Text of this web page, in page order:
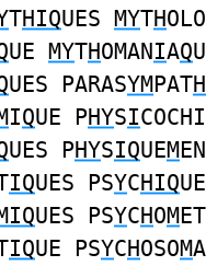
THIQUES MYTH
UE MYTHOMANIAQ
UES PARASYMPAT
IQUE PHYSICOCHI
UES PHYSIQUEM
IQUES PSYCHIQUE
UES PSYCHOM
IQUE PSYCHOSOM